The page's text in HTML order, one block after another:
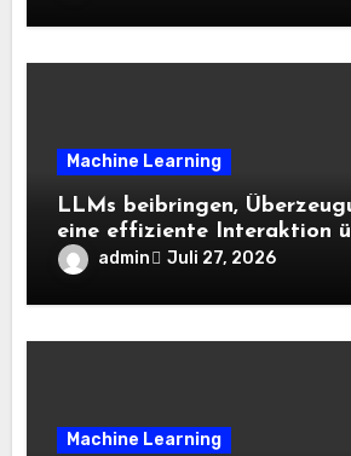
Machine Learning
LLMs beibringen,
eine effiziente Interaktion
langen Horizont hinweg zu
– The Berkeley Synthetic
Analysis Weblog
admin Juli 27, 2026
Machine Learning